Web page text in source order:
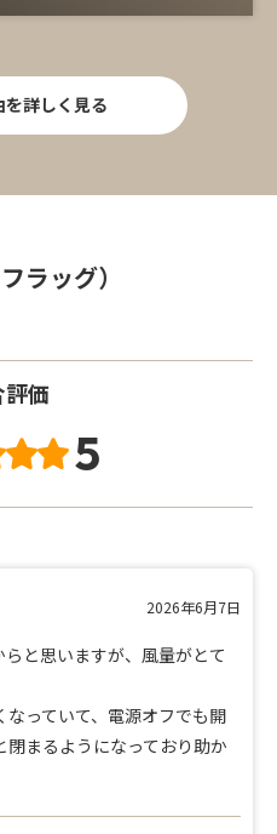
詳しく見る
ラッグ）
価
5
2026年6月7日
と思いますが、風量がとて
っていて、電源オフでも開
まるようになっており助か